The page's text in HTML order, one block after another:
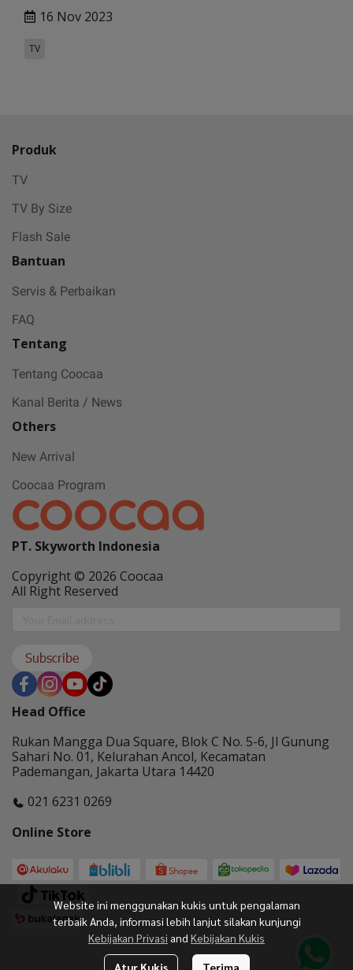
16 Nov 2023
TV
Website ini menggunakan kukis untuk pengalaman
terbaik Anda, informasi lebih lanjut silakan kunjungi
Kebijakan Privasi and Kebijakan Kukis
Atur Kukis Terima
Produk
TV
TV By Size
Flash Sale
Bantuan
Servis & Perbaikan
FAQ
Tentang
Tentang Coocaa
Kanal Berita / News
Others
New Arrival
Coocaa Program
PT. Skyworth Indonesia
Copyright © 2026 Coocaa
All Right Reserved
Subscribe
Head Office
Rukan Mangga Dua Square, Blok C No. 5-6, Jl Gunung
Sahari No. 01, Kelurahan Ancol, Kecamatan
Pademangan, Jakarta Utara 14420
021 6231 0269
Online Store